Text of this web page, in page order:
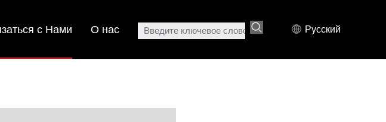
с Нами О нас Русский